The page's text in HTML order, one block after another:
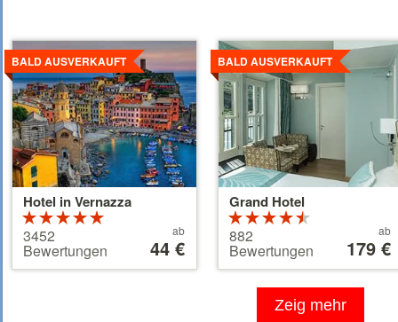
Hotel in Vernazza
BALD AUSVERKAUFT
5 von 5
Sternen
3452
Bewertungen
ab
44 €
Details
ansehen
Grand Hotel
BALD AUSVERKAUFT
4.5 von 5
Sternen
882
Bewertungen 179 €
ab
179 €
Details
ansehen
Zeig mehr